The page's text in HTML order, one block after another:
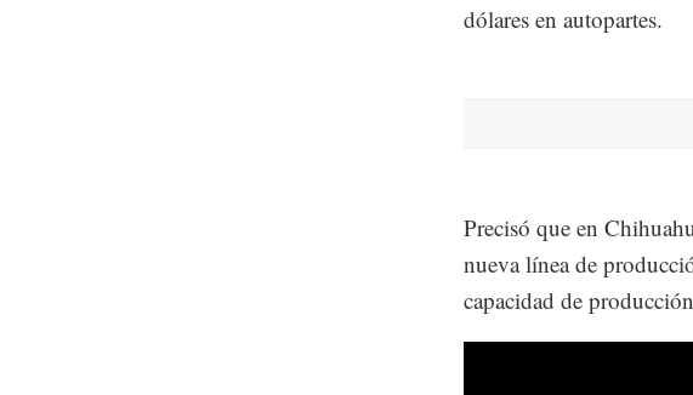
dólares en autopartes.
Precisó que en
nueva línea de
capacidad de